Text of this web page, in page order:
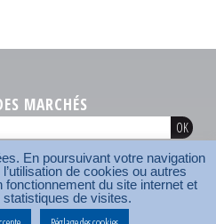
MARCHÉS
légales
Contact
En poursuivant votre navigation
de cookies ou autres
du site internet et
de visites.